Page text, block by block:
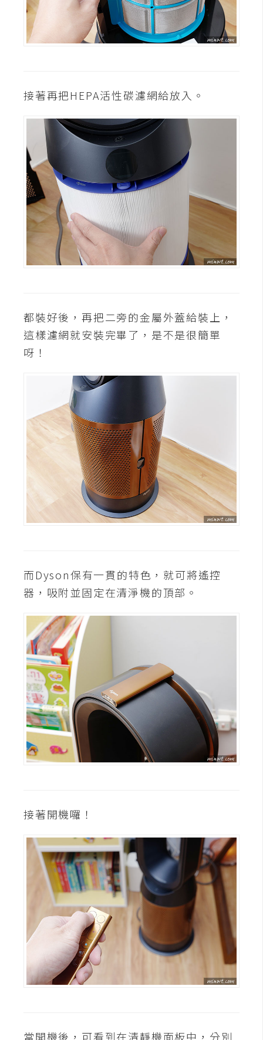
接著再把HEPA活性碳濾網給放入。
都裝好後，再把二旁的金屬外蓋給裝上，
這樣濾網就安裝完畢了，是不是很簡單
呀！
而Dyson保有一貫的特色，就可將遙控
器，吸附並固定在清淨機的頂部。
接著開機囉！
當開機後，可看到在清靜機面板中，分別